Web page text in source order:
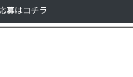
募はコチラ